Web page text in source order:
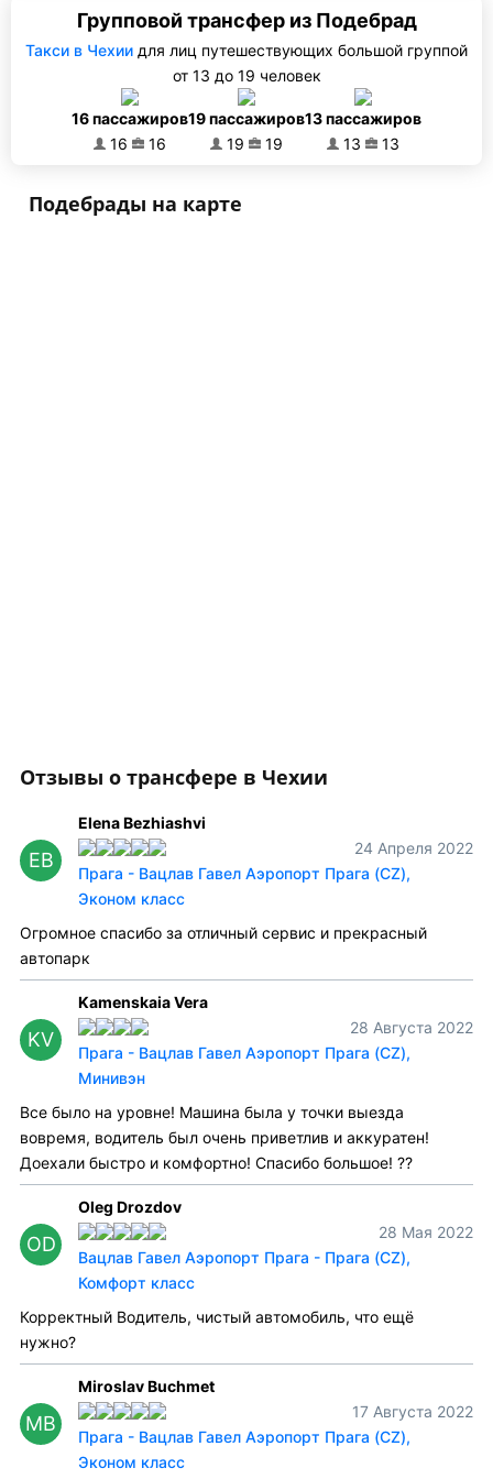
Групповой трансфер из Подебрад
Такси в Чехии для лиц путешествующих большой группой
от 13 до 19 человек
16 пассажиров
16
16
19 пассажиров
19
19
13 пассажиров
13
13
Подебрады на карте
Отзывы о трансфере в Чехии
EB
Elena Bezhiashvi
24 Апреля 2022
Прага - Вацлав Гавел Аэропорт Прага (CZ),
Эконом класс
Огромное спасибо за отличный сервис и прекрасный
автопарк
KV
Kamenskaia Vera
28 Августа 2022
Прага - Вацлав Гавел Аэропорт Прага (CZ),
Минивэн
Все было на уровне! Машина была у точки выезда
вовремя, водитель был очень приветлив и аккуратен!
Доехали быстро и комфортно! Спасибо большое! ??
OD
Oleg Drozdov
28 Мая 2022
Вацлав Гавел Аэропорт Прага - Прага (CZ),
Комфорт класс
Корректный Водитель, чистый автомобиль, что ещё
нужно?
MB
Miroslav Buchmet
17 Августа 2022
Прага - Вацлав Гавел Аэропорт Прага (CZ),
Эконом класс